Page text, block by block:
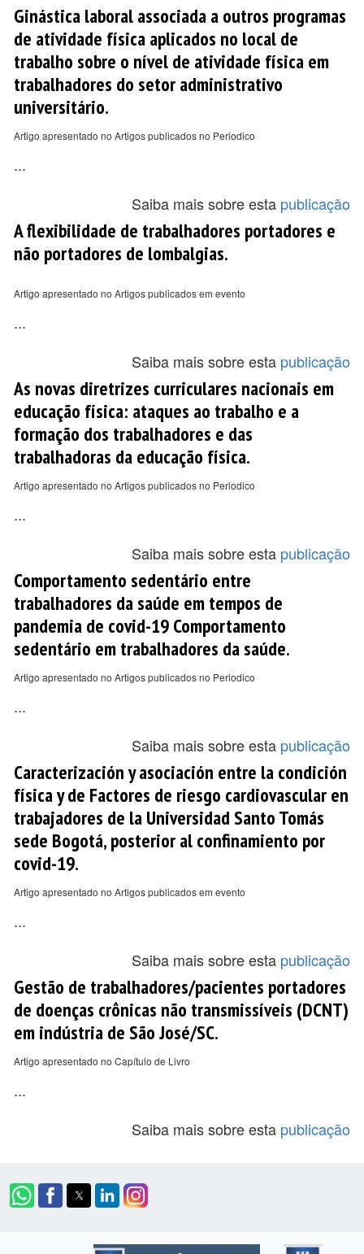
Ginástica laboral associada a outros programas
de atividade física aplicados no local de
trabalho sobre o nível de atividade física em
trabalhadores do setor administrativo
universitário.
Artigo apresentado no Artigos publicados no Periodico
...
Saiba mais sobre esta publicação
A flexibilidade de trabalhadores portadores e
não portadores de lombalgias.
Artigo apresentado no Artigos publicados em evento
...
Saiba mais sobre esta publicação
As novas diretrizes curriculares nacionais em
educação física: ataques ao trabalho e a
formação dos trabalhadores e das
trabalhadoras da educação física.
Artigo apresentado no Artigos publicados no Periodico
...
Saiba mais sobre esta publicação
Comportamento sedentário entre
trabalhadores da saúde em tempos de
pandemia de covid-19 Comportamento
sedentário em trabalhadores da saúde.
Artigo apresentado no Artigos publicados no Periodico
...
Saiba mais sobre esta publicação
Caracterización y asociación entre la condición
física y de Factores de riesgo cardiovascular en
trabajadores de la Universidad Santo Tomás
sede Bogotá, posterior al confinamiento por
covid-19.
Artigo apresentado no Artigos publicados em evento
...
Saiba mais sobre esta publicação
Gestão de trabalhadores/pacientes portadores
de doenças crônicas não transmissíveis (DCNT)
em indústria de São José/SC.
Artigo apresentado no Capítulo de Livro
...
Saiba mais sobre esta publicação